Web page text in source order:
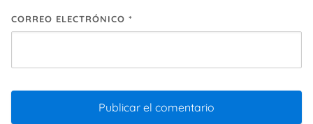
CORREO ELECTRÓNICO *